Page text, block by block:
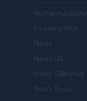
Womanmagazine
Investing Plus
Newz
Newz US
Newz California
Newz Texas